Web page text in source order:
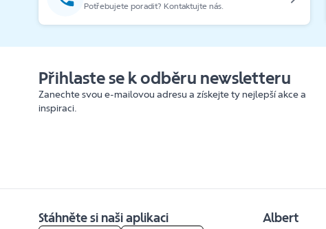
Potřebujete poradit? Kontaktujte nás.
Přihlaste se k odběru newsletteru
Zanechte svou e-mailovou adresu a získejte ty nejlepší akce a
inspiraci.
Stáhněte si naši aplikaci Albert